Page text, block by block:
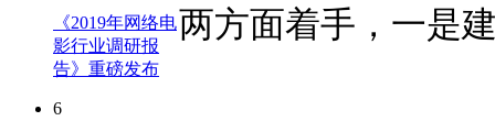
两方面着手，一是
《2019年网络电
影行业调研报
告》重磅发布
6